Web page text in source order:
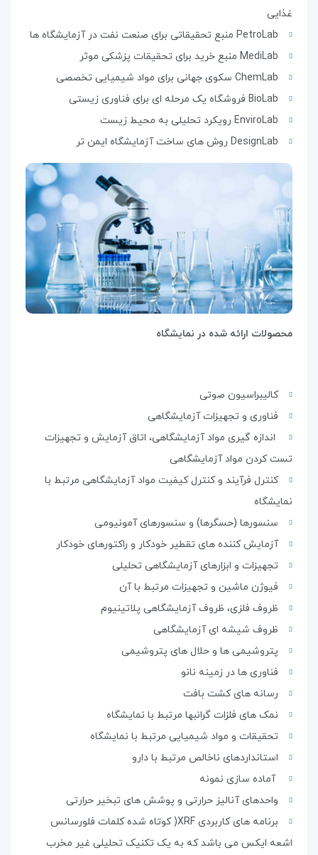
غذایی
PetroLab منبع تحقیقاتی برای صنعت نفت در آزمایشگاه ها
MediLab منبع خرید برای تحقیقات پزشکی موثر
ChemLab سکوی جهانی برای مواد شیمیایی تخصصی
BioLab فروشگاه یک مرحله ای برای فناوری زیستی
EnviroLab رویکرد تحلیلی به محیط زیست
DesignLab روش های ساخت آزمایشگاه ایمن تر
محصولات ارائه شده در نمایشگاه
کالیبراسیون صوتی
فناوری و تجهیزات آزمایشگاهی
اندازه گیری مواد آزمایشگاهی، اتاق آزمایش و تجهیزات
تست کردن مواد آزمایشگاهی
کنترل فرآیند و کنترل کیفیت مواد آزمایشگاهی مرتبط با
نمایشگاه
سنسورها (حسگرها) و سنسورهای آمونیومی
آزمایش کننده های تقطیر خودکار و راکتورهای خودکار
تجهیزات و ابزارهای آزمایشگاهی تحلیلی
فیوژن ماشین و تجهیزات مرتبط با آن
ظروف فلزی، ظروف آزمایشگاهی پلاتینیوم
ظروف شیشه ای آزمایشگاهی
پتروشیمی ها و حلال های پتروشیمی
فناوری ها در زمینه نانو
رسانه های کشت بافت
نمک های فلزات گرانبها مرتبط با نمایشگاه
تحقیقات و مواد شیمیایی مرتبط با نمایشگاه
استانداردهای ناخالص مرتبط با دارو
آماده سازی نمونه
واحدهای آنالیز حرارتی و پوشش های تبخیر حرارتی
برنامه های کاربردی XRF( کوتاه شده کلمات فلورسانس
اشعه ایکس می باشد که به یک تکنیک تحلیلی غیر مخرب